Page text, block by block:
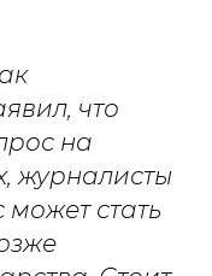
что
на
журналисты
стать